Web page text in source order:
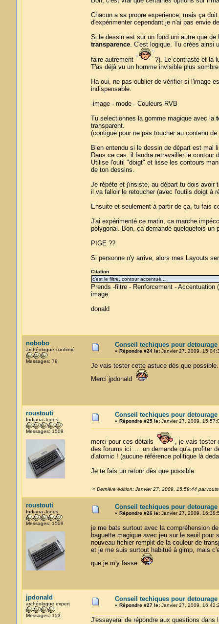
Chacun a sa propre experience, mais ça
d'expérimenter cependant je n'ai pas envie
Si le dessin est sur un fond uni autre que
transparence. C'est logique. Tu crées ainsi
faire autrement
?). Le contraste et la
T'as déjà vu un homme invisible plus
Ha oui, ne pas oublier de vérifier si l'image
indispensable.
-image - mode - Couleurs RVB
Tu selectionnes la gomme magique avec la
transparent.
(contiguë pour ne pas toucher au contenu
Bien entendu si le dessin de départ est mal
Dans ce cas il faudra retravailler le contour
Utilise l'outil "doigt" et lisse les contours
de ton dessins.
Je répète et j'insiste, au départ tu dois avoir
il va falloir le retoucher (avec l'outils doigt à
Ensuite et seulement à partir de ça, tu fais
J'ai expérimenté ce matin, ca marche
polygonal. Bon, ça demande quelquefois
PIGE ??
Si personne n'y arrive, alors mes Layouts
Citation
c'est le filtre, contour accentué...
Prends -filtre - Renforcement -
image.
donald
nobobo
archéologue confirmé
Messages: 79
Conseil techiques pour detourage
« Répondre #24 le:Janvier 27, 2009,
Je vais tester cette astuce dés que possible.
Merci jpdonald
roustouti
Indiana Jones
Messages: 1509
Conseil techiques pour detourage
« Répondre #25 le:Janvier 27, 2009,
merci pour ces détails
, je vais
des forums ici ... on demande qu'a profiter
d'atomic ! (aucune référence politique là
Je te fais un retour dès que possible.
« Dernière édition: Janvier 27, 2009, 15:59:44 par
roustouti
Indiana Jones
Messages: 1509
Conseil techiques pour detourage
« Répondre #26 le:Janvier 27, 2009,
je me bats surtout avec la compréhension
baguette magique avec jeu sur le seuil
nouveau fichier remplit de la couleur de
et je me suis surtout habitué à gimp, mais
que je m'y fasse
jpdonald
archéologue expert
Messages: 153
Conseil techiques pour detourage
« Répondre #27 le:Janvier 27, 2009,
J'essayerai de répondre aux questions dans